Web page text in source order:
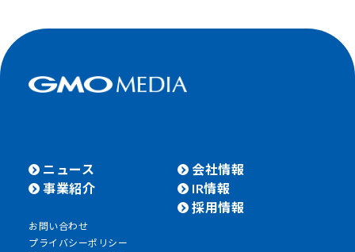
ニュース
事業紹介
会社情報
IR情報
採用情報
お問い合わせ
プライバシーポリシー